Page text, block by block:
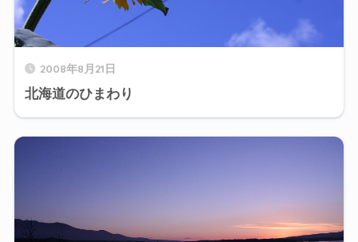
2008年8月21日
北海道のひまわり